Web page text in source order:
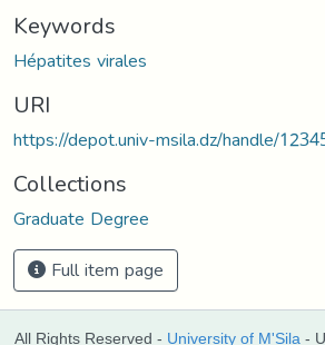
Keywords
Hépatites virales
URI
https://depot.univ-msila.dz/handle/
Collections
Graduate Degree
Full item page
All Rights Reserved - University of M'Sila -